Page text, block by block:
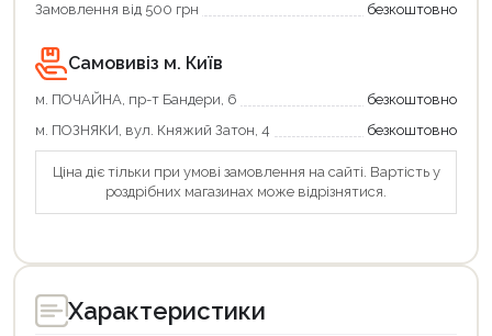
Замовлення від 500 грн
безкоштовно
Самовивіз м. Київ
м. ПОЧАЙНА, пр-т Бандери, 6
безкоштовно
м. ПОЗНЯКИ, вул. Княжий Затон, 4
безкоштовно
Ціна діє тільки при умові замовлення на сайті. Вартість у
роздрібних магазинах може відрізнятися.
Характеристики